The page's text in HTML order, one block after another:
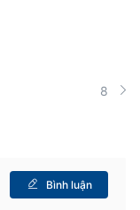
8
Bình luận